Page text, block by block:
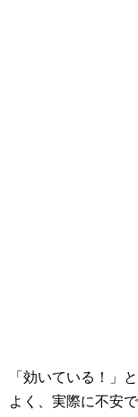
「効いている！」
よく、実際に不安